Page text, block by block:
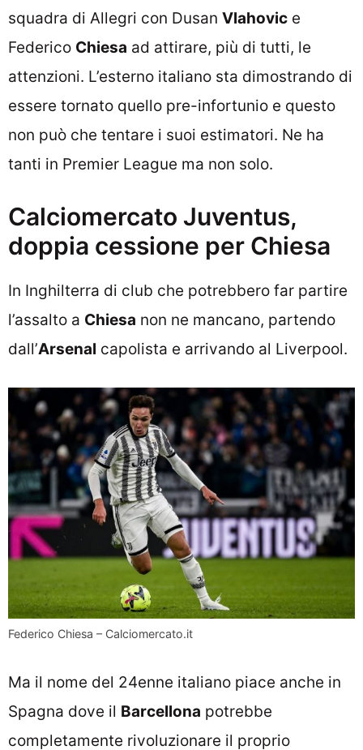
squadra di Allegri con Dusan Vlahovic e
Federico Chiesa ad attirare, più di tutti, le
attenzioni. L’esterno italiano sta dimostrando di
essere tornato quello pre-infortunio e questo
non può che tentare i suoi estimatori. Ne ha
tanti in Premier League ma non solo.
Calciomercato Juventus,
doppia cessione per Chiesa
In Inghilterra di club che potrebbero far partire
l’assalto a Chiesa non ne mancano, partendo
dall’Arsenal capolista e arrivando al Liverpool.
Federico Chiesa – Calciomercato.it
Ma il nome del 24enne italiano piace anche in
Spagna dove il Barcellona potrebbe
completamente rivoluzionare il proprio